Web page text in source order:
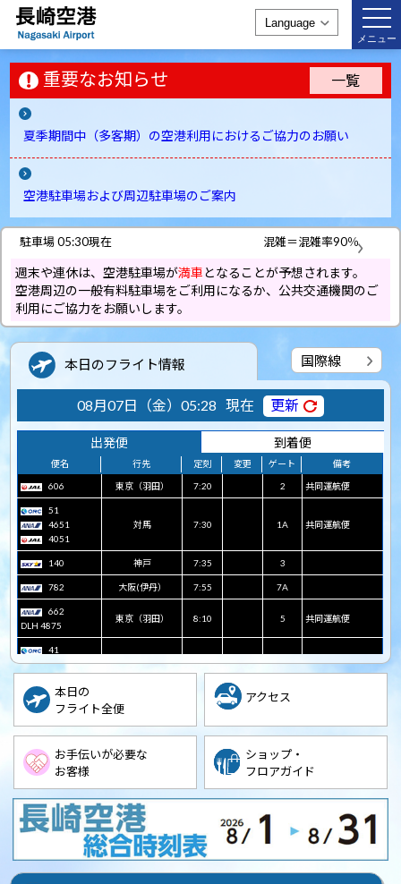
メニュー
重要なお知らせ 一覧
夏季期間中（多客期）の空港利用におけるご協力のお願い
空港駐車場および周辺駐車場のご案内
駐車場 05:30現在 混雑＝混雑率90％
週末や連休は、空港駐車場が満車となることが予想されます。
空港周辺の一般有料駐車場をご利用になるか、公共交通機関のご
利用にご協力をお願いします。
本日のフライト情報 国際線
08月07日（金）05:28 現在 更新
出発便 到着便
便名 行先 定刻 変更 ゲート 備考
606 東京（羽田） 7:20 2 共同運航便
51
4651
4051
対馬 7:30 1A 共同運航便
140 神戸 7:35 3
782 大阪(伊丹） 7:55 7A
662
DLH 4875
東京（羽田） 8:10 5 共同運航便
41
4641
壱岐 8:55 1A 共同運航便
2372 大阪(伊丹） 3
372 名古屋（中部） 9:25 5
32
2432
東京（羽田） 7A
73
4673
4073
五島福江 9:50 1A 共同運航便
東京（羽田） 9:55 共同運航便
東京（羽田） 10:55 5 共同運航便
本日の
フライト全便
アクセス
お手伝いが必要な
お客様
ショップ・
フロアガイド